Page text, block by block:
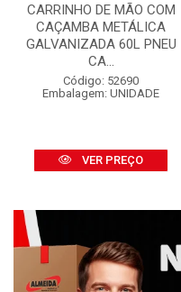
CARRINHO DE MÃO COM
CAÇAMBA METÁLICA
GALVANIZADA 60L PNEU
CA...
Código: 52690
Embalagem: UNIDADE
VER PREÇO